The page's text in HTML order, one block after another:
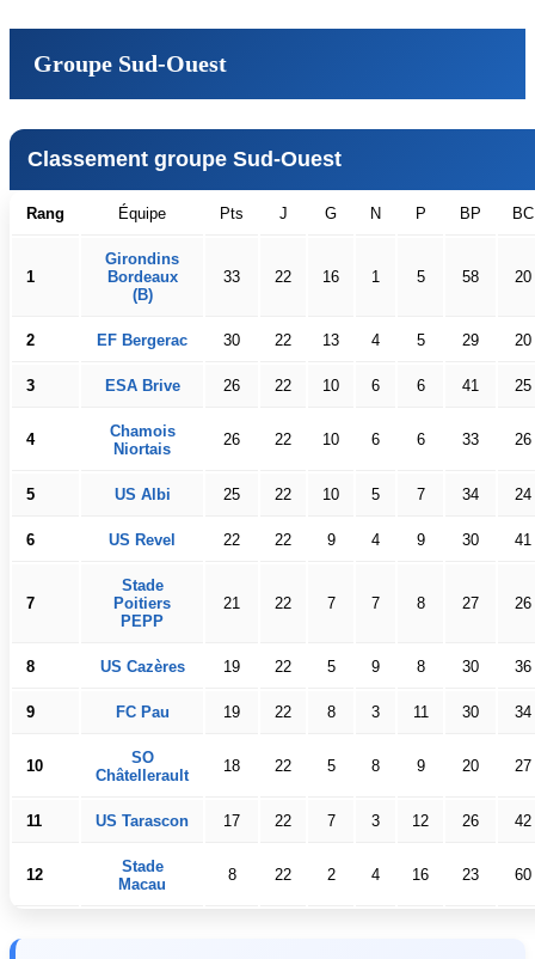
Groupe Sud-Ouest
Classement groupe Sud-Ouest
Rang Équipe Pts J G N P BP BC
1
Girondins
Bordeaux
(B)
33 22 16 1 5 58 20
2 EF Bergerac 30 22 13 4 5 29 20
3 ESA Brive 26 22 10 6 6 41 25
4
Chamois
Niortais
26 22 10 6 6 33 26
5 US Albi 25 22 10 5 7 34 24
6 US Revel 22 22 9 4 9 30 41
7
Stade
Poitiers
PEPP
21 22 7 7 8 27 26
8 US Cazères 19 22 5 9 8 30 36
9 FC Pau 19 22 8 3 11 30 34
10
SO
Châtellerault
18 22 5 8 9 20 27
11 US Tarascon 17 22 7 3 12 26 42
12
Stade
Macau
8 22 2 4 16 23 60